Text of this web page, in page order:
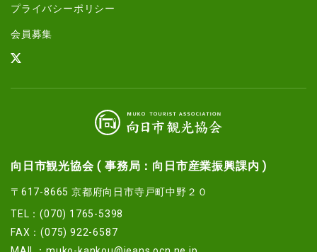
プライバシーポリシー
会員募集
向日市観光協会 ( 事務局：向日市産業振興課内 )
〒617-8665 京都府向日市寺戸町中野２０
TEL：(070) 1765-5398
FAX：(075) 922-6587